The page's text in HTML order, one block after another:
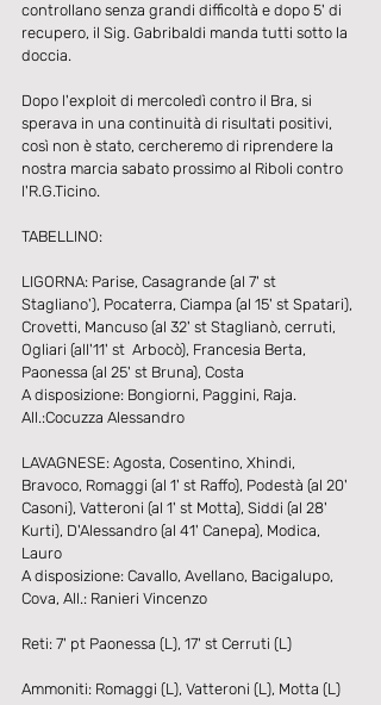
controllano senza grandi difficoltà e dopo 5' di
recupero, il Sig. Gabribaldi manda tutti sotto la
doccia.
Dopo l'exploit di mercoledì contro il Bra, si
sperava in una continuità di risultati positivi,
così non è stato, cercheremo di riprendere la
nostra marcia sabato prossimo al Riboli contro
l'R.G.Ticino.
TABELLINO:
LIGORNA: Parise, Casagrande (al 7' st
Stagliano'), Pocaterra, Ciampa (al 15' st Spatari),
Crovetti, Mancuso (al 32' st Staglianò, cerruti,
Ogliari (all'11' st  Arbocò), Francesia Berta,
Paonessa (al 25' st Bruna), Costa
A disposizione: Bongiorni, Paggini, Raja.
All.:Cocuzza Alessandro
LAVAGNESE: Agosta, Cosentino, Xhindi,
Bravoco, Romaggi (al 1' st Raffo), Podestà (al 20'
Casoni), Vatteroni (al 1' st Motta), Siddi (al 28'
Kurti), D'Alessandro (al 41' Canepa), Modica,
Lauro
A disposizione: Cavallo, Avellano, Bacigalupo,
Cova, All.: Ranieri Vincenzo
Reti: 7' pt Paonessa (L), 17' st Cerruti (L)
Ammoniti: Romaggi (L), Vatteroni (L), Motta (L)